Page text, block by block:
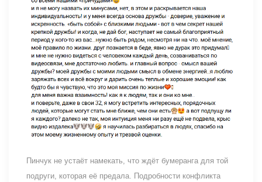
Пинчук не устаёт намекать, что ждёт бумеранга для той
подруги, которая её предала. Подробности конфликта